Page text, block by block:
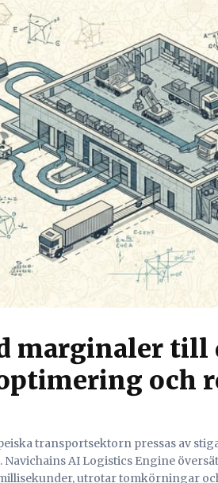
marginaler
och
transportsektorn pressas av
Navichains AI Logistics Engine
utrotar tomkörningar